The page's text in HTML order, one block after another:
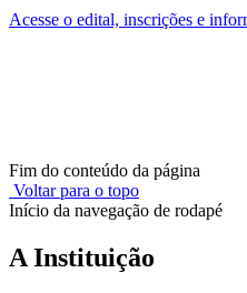
Acesse o edital, inscrições e
Fim do conteúdo da página
Voltar para o topo
Início da navegação de rodapé
A Instituição